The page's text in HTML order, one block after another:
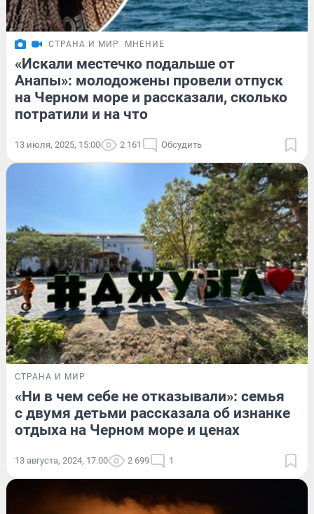
СТРАНА И МИР МНЕНИЕ
«Искали местечко подальше от
Анапы»: молодожены провели отпуск
на Черном море и рассказали, сколько
потратили и на что
13 июля, 2025, 15:00 2 161 Обсудить
СТРАНА И МИР
«Ни в чем себе не отказывали»: семья
с двумя детьми рассказала об изнанке
отдыха на Черном море и ценах
13 августа, 2024, 17:00 2 699 1